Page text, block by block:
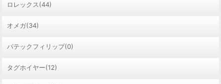
ロレックス(44)
オメガ(34)
パテックフィリップ(0)
タグホイヤー(12)